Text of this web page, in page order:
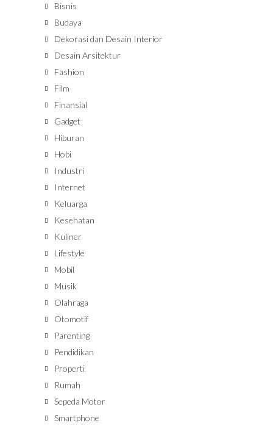
Bisnis
Budaya
Dekorasi dan Desain Interior
Desain Arsitektur
Fashion
Film
Finansial
Gadget
Hiburan
Hobi
Industri
Internet
Keluarga
Kesehatan
Kuliner
Lifestyle
Mobil
Musik
Olahraga
Otomotif
Parenting
Pendidikan
Properti
Rumah
Sepeda Motor
Smartphone